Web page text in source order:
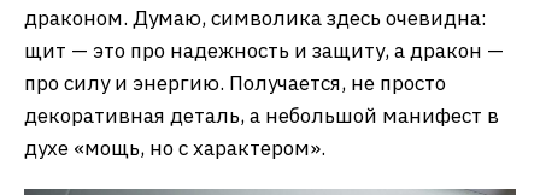
драконом. Думаю, символика здесь очевидна:
щит — это про надежность и защиту, а дракон —
про силу и энергию. Получается, не просто
декоративная деталь, а небольшой манифест в
духе «мощь, но с характером».